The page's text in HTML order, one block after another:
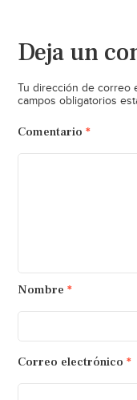
Deja un
Tu dirección de correo
campos obligatorios
Comentario *
Nombre *
Correo electrónico *